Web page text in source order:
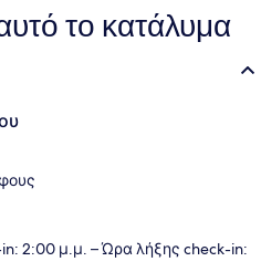
το κατάλυμα
2:00 μ.μ. – Ώρα λήξης check-in: